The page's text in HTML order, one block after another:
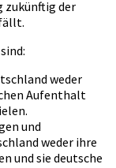
zukünftig der
weder
Aufenthalt
und
weder ihre
und sie deutsche